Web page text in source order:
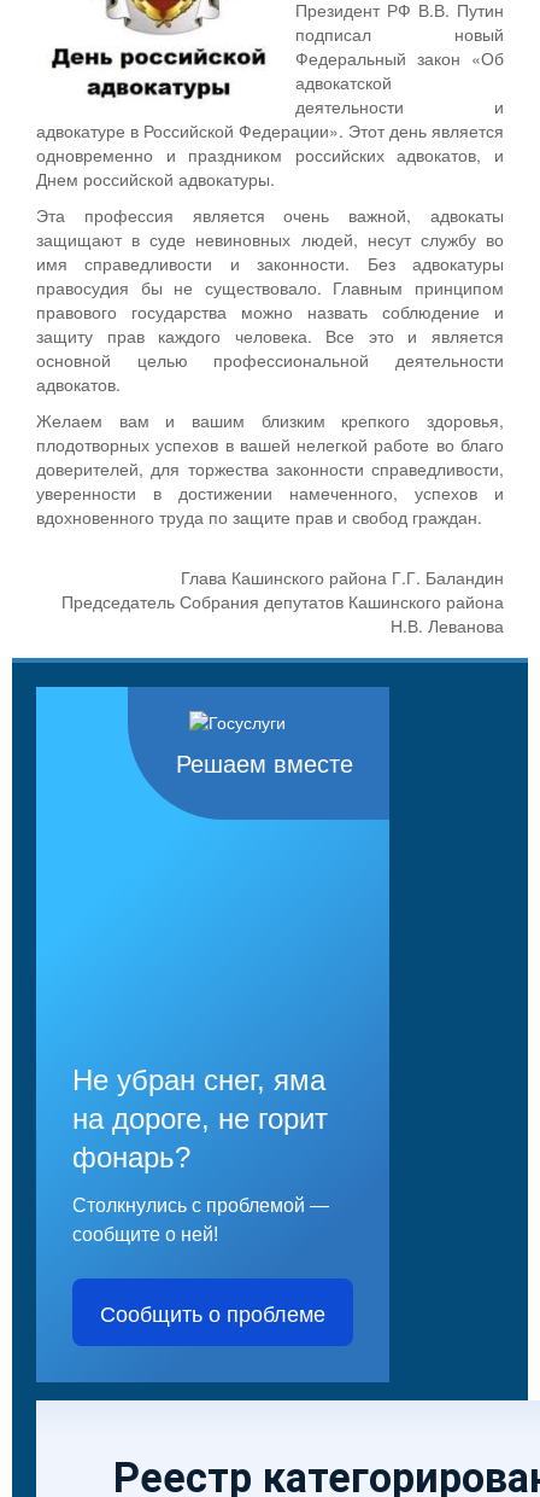
Президент РФ В.В. Путин
подписал новый
Федеральный закон «Об
адвокатской
деятельности и
адвокатуре в Российской Федерации». Этот день является
одновременно и праздником российских адвокатов, и
Днем российской адвокатуры.
Эта профессия является очень важной, адвокаты
защищают в суде невиновных людей, несут службу во
имя справедливости и законности. Без адвокатуры
правосудия бы не существовало. Главным принципом
правового государства можно назвать соблюдение и
защиту прав каждого человека. Все это и является
основной целью профессиональной деятельности
адвокатов.
Желаем вам и вашим близким крепкого здоровья,
плодотворных успехов в вашей нелегкой работе во благо
доверителей, для торжества законности справедливости,
уверенности в достижении намеченного, успехов и
вдохновенного труда по защите прав и свобод граждан.
Глава Кашинского района Г.Г. Баландин
Председатель Собрания депутатов Кашинского района
Н.В. Леванова
Решаем вместе
Не убран снег, яма
на дороге, не горит
фонарь?
Столкнулись с проблемой —
сообщите о ней!
Сообщить о проблеме